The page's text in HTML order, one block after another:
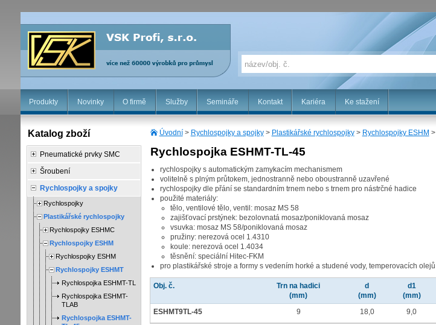
Produkty Novinky O firmě Služby Semináře Kontakt Kariéra Ke stažení
Úvodní> Rychlospojky a spojky> Plastikářské rychlospojky> Rychlospojky ESHM >
Rychlospojka ESHMT-TL-45
rychlospojky s automatickým zamykacím mechanismem
volitelně s plným průtokem, jednostranně nebo oboustranně uzavřené
rychlospojky dle přání se standardním trnem nebo s trnem pro nástrčné hadice
použité materiály:
tělo, ventilové tělo, ventil: mosaz MS 58
zajišťovací prstýnek: bezolovnatá mosaz/poniklovaná mosaz
vsuvka: mosaz MS 58/poniklovaná mosaz
pružiny: nerezová ocel 1.4310
koule: nerezová ocel 1.4034
těsnění: speciální Hitec-FKM
pro plastikářské stroje a formy s vedením horké a studené vody, temperovacích olejů
Obj. č.
Trn na hadici
(mm)
d
(mm)
d1
(mm)
ESHMT9TL-45 9 18,0 9,0
Katalog zboží
Pneumatické prvky SMC
Šroubení
Rychlospojky a spojky
Rychlospojky
Plastikářské rychlospojky
Rychlospojky ESHMC
Rychlospojky ESHM
Rychlospojky ESHM
Rychlospojky ESHMT
Rychlospojka ESHMT-TL
Rychlospojka ESHMT-
TLAB
Rychlospojka ESHMT-